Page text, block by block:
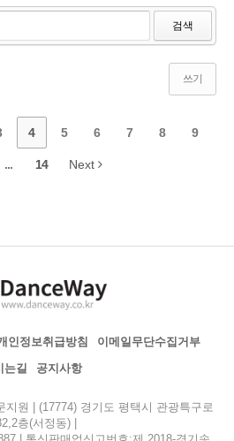
검색
쓰기
4 5 6 7 8 9
... 14 Next
인정보취급방침
이메일무단수집거부
는길
공지사항
지원 | (17774) 경기도 평택시 관광특구로
층(서정동) |